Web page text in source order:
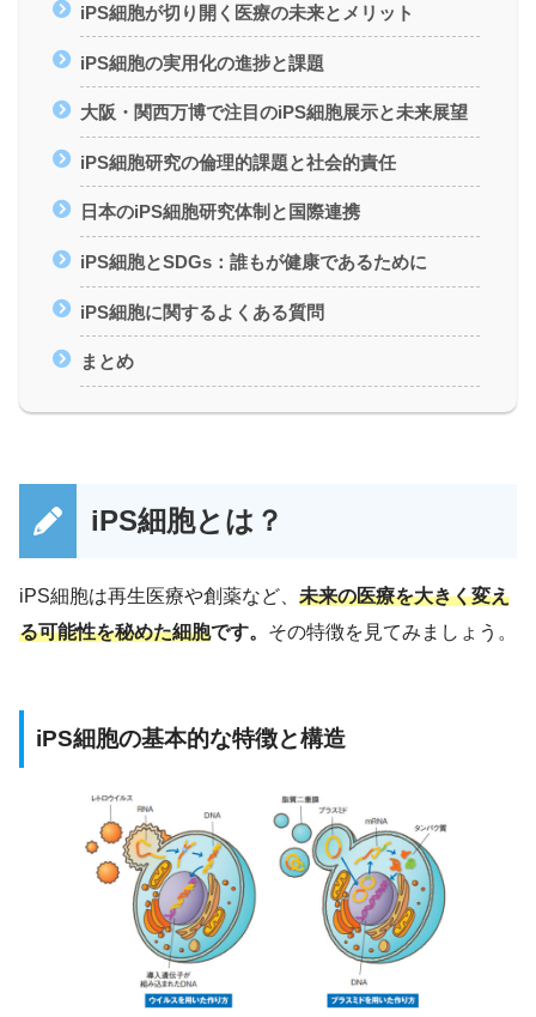
iPS細胞が切り開く医療の未来とメリット
iPS細胞の実用化の進捗と課題
大阪・関西万博で注目のiPS細胞展示と未来展望
iPS細胞研究の倫理的課題と社会的責任
日本のiPS細胞研究体制と国際連携
iPS細胞とSDGs：誰もが健康であるために
iPS細胞に関するよくある質問
まとめ
iPS細胞とは？
iPS細胞は再生医療や創薬など、 未来の医療を大きく変え
る可能性を秘めた細胞です。 その特徴を見てみましょう。
iPS細胞の基本的な特徴と構造